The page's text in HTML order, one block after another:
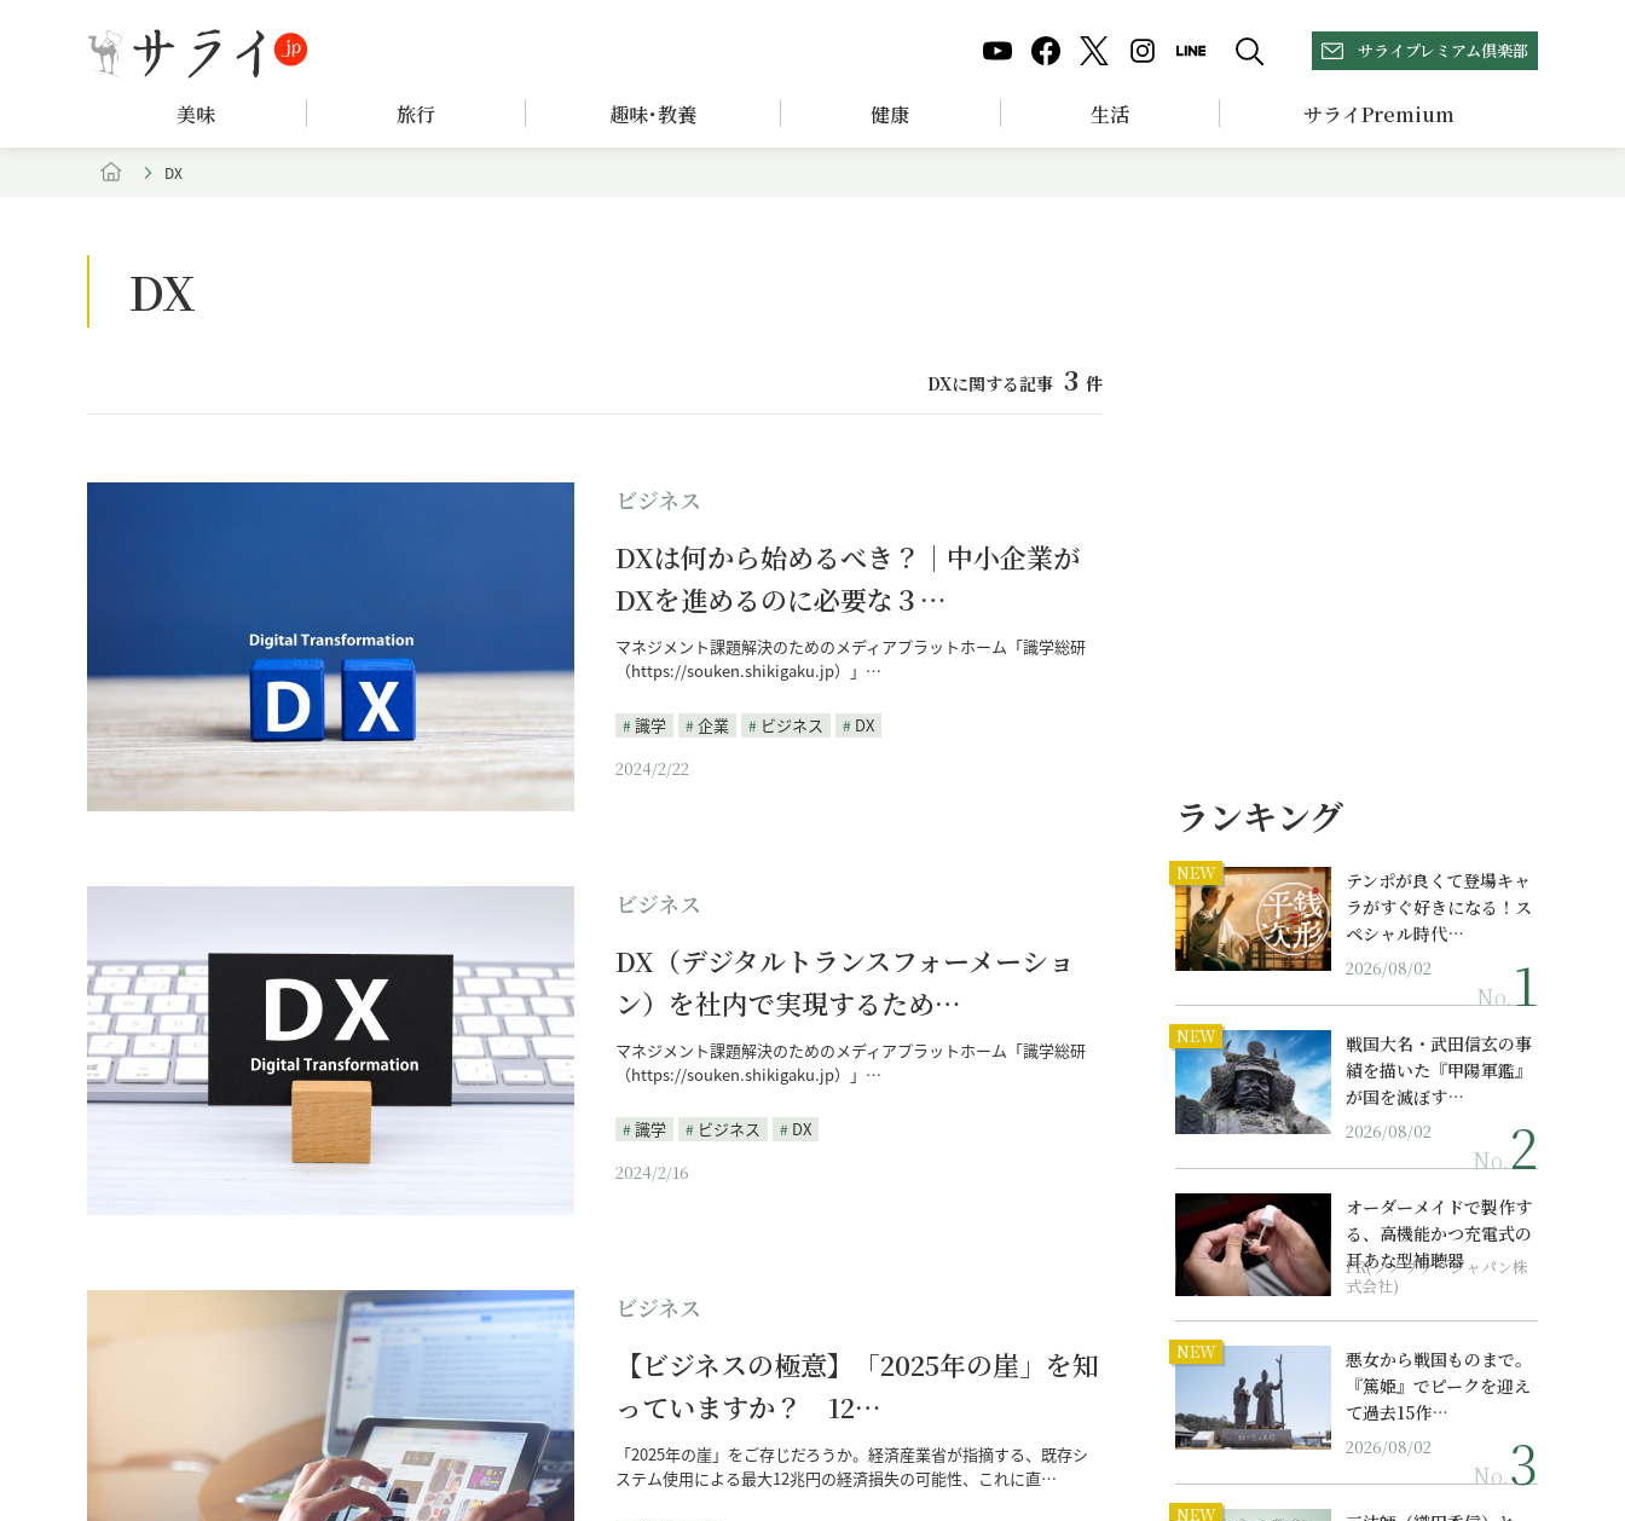
サライプレミアム倶楽部
美味 旅行 趣味･教養 健康 生活 サライPremium
DX
DX
DXに関する記事 3 件
ビジネス
DXは何から始めるべき？｜中小企業が
DXを進めるのに必要な３…
マネジメント課題解決のためのメディアプラットホーム「識学総研
（https://souken.shikigaku.jp）」…
識学 企業 ビジネス
DX
2024/2/22
ビジネス
DX（デジタルトランスフォーメーショ
ン）を社内で実現するため…
マネジメント課題解決のためのメディアプラットホーム「識学総研
（https://souken.shikigaku.jp）」…
識学 ビジネス
DX
2024/2/16
ビジネス
【ビジネスの極意】「2025年の崖」を知
っていますか？ 12…
「2025年の崖」をご存じだろうか。経済産業省が指摘する、既存シ
ステム使用による最大12兆円の経済損失の可能性、これに直…
ランキング
NEW
テンポが良くて登場キャ
ラがすぐ好きになる！ス
ペシャル時代…
2026/08/02
No.
NEW
戦国大名・武田信玄の事
績を描いた『甲陽軍鑑』
が国を滅ぼす…
2026/08/02
No.
オーダーメイドで製作す
る、高機能かつ充電式の
耳あな型補聴器
PR(ソノヴァ・ジャパン株
式会社)
NEW
悪女から戦国ものまで。
『篤姫』でピークを迎え
て過去15作…
2026/08/02
No.
NEW